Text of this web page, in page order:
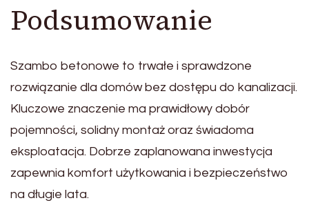
Podsumowanie
Szambo betonowe to trwałe i sprawdzone
rozwiązanie dla domów bez dostępu do kanalizacji.
Kluczowe znaczenie ma prawidłowy dobór
pojemności, solidny montaż oraz świadoma
eksploatacja. Dobrze zaplanowana inwestycja
zapewnia komfort użytkowania i bezpieczeństwo
na długie lata.